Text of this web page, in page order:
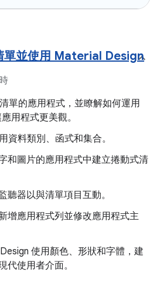
單並使用 Material Design
單的應用程式，並瞭解如何運用
用程式更美觀。
資料類別、函式和集合。
和圖片的應用程式中建立捲動式清
聽器以與清單項目互動。
增應用程式列並修改應用程式主
使用顏色、形狀和字體，建
代使用者介面。